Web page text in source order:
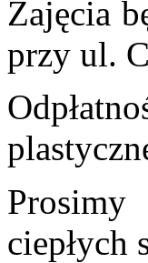
Zajęcia
przy ul.
Prosimy
ciepłych